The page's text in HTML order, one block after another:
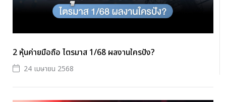
2 หุ้นค่ายมือถือ ไตรมาส 1/68 ผลงานใครปัง?
24 เมษายน 2568